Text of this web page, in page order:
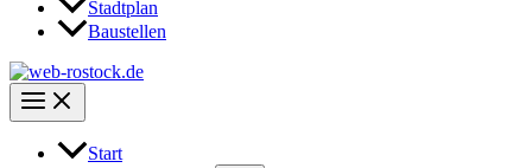
Stadtplan
Baustellen
Start